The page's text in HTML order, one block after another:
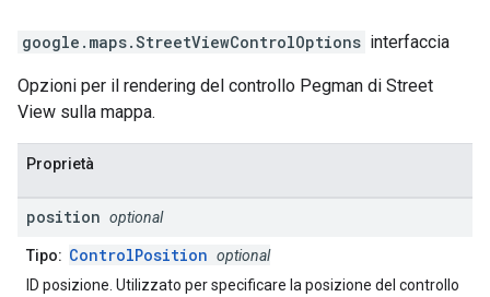
google.maps.StreetViewControlOptions interfaccia
Opzioni per il rendering del controllo Pegman di Street
View sulla mappa.
Proprietà
position optional
Tipo: ControlPosition optional
ID posizione. Utilizzato per specificare la posizione del controllo